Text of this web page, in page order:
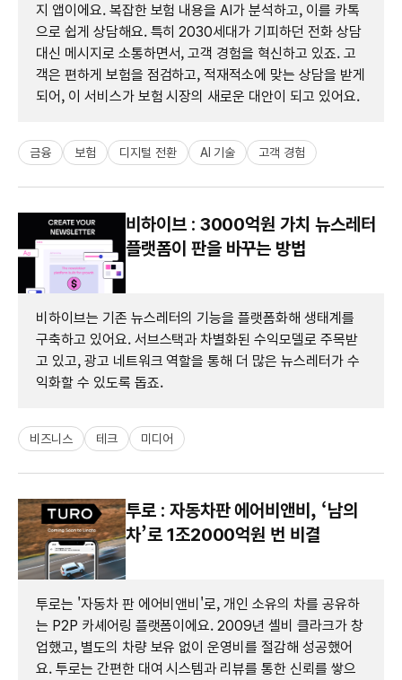
지 앱이에요. 복잡한 보험 내용을 AI가 분석하고, 이를 카톡
으로 쉽게 상담해요. 특히 2030세대가 기피하던 전화 상담
대신 메시지로 소통하면서, 고객 경험을 혁신하고 있죠. 고
객은 편하게 보험을 점검하고, 적재적소에 맞는 상담을 받게
되어, 이 서비스가 보험 시장의 새로운 대안이 되고 있어요.
금융 보험 디지털 전환 AI 기술 고객 경험
비하이브 : 3000억원 가치 뉴스레터
플랫폼이 판을 바꾸는 방법
비하이브는 기존 뉴스레터의 기능을 플랫폼화해 생태계를
구축하고 있어요. 서브스택과 차별화된 수익모델로 주목받
고 있고, 광고 네트워크 역할을 통해 더 많은 뉴스레터가 수
익화할 수 있도록 돕죠.
비즈니스 테크 미디어
투로 : 자동차판 에어비앤비, ‘남의
차’로 1조2000억원 번 비결
투로는 '자동차 판 에어비앤비'로, 개인 소유의 차를 공유하
는 P2P 카셰어링 플랫폼이에요. 2009년 셸비 클라크가 창
업했고, 별도의 차량 보유 없이 운영비를 절감해 성공했어
요. 투로는 간편한 대여 시스템과 리뷰를 통한 신뢰를 쌓으